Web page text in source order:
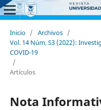
Inicio / Archivos /
Vol. 14 Núm. S3 (2022):
COVID-19
/
Artículos
Nota